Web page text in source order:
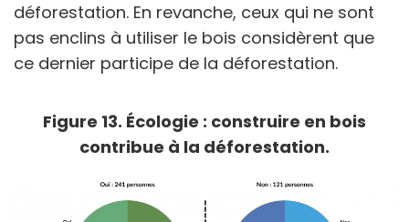
déforestation. En revanche, ceux qui ne sont
pas enclins à utiliser le bois considèrent que
ce dernier participe de la déforestation.
Figure 13. Écologie : construire en bois
contribue à la déforestation.